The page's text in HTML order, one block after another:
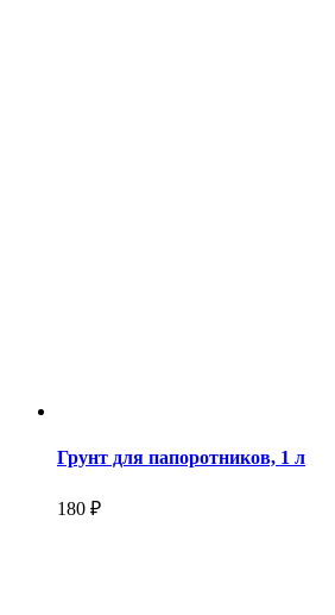
Грунт для папоротников, 1 л
180 ₽